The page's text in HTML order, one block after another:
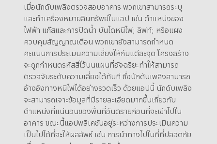
เมื่อนักดับเพลิงตรวจสอบอาคาร พวกเขาสามารถระบุ
และทำเครื่องหมายสินทรัพย์ในแอป เช่น ตำแหน่งของ
ไฟฟ้า แก๊สและการปิดน้ำ บันไดหนีไฟ; ลิฟท์; หรือแผง
ควบคุมสัญญาณเตือน พวกเขายังสามารถกำหนด
คะแนนการประเมินความเสี่ยงให้กับแต่ละจุด โครงสร้าง
จะถูกกำหนดรหัสสีไว้บนแผนที่อัจฉริยะทำให้สามารถ
ตรวจจับระดับความเสี่ยงได้ทันที ซึ่งนักดับเพลิงสามารถ
อ้างอิงทางหนีไฟได้อย่างรวดเร็ว ด้วยแอปนี้ นักดับเพลิง
จะสามารถเจาะข้อมูลที่มีรายละเอียดมากขึ้นเกี่ยวกับ
ตำแหน่งที่แน่นอนของพื้นที่อันตรายก่อนที่จะเข้าไปใน
อาคาร ขณะนี้แอปพลิเคชันอยู่ระหว่างการประเมินความ
เป็นไปได้ที่จะให้ผลลัพธ์ เช่น การนำทางไปในที่ที่ปลอดภัย